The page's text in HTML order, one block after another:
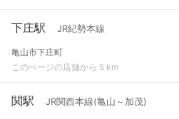
下庄駅 JR紀勢本線
亀山市下庄町
このページの店舗から 5 km
関駅 JR関西本線(亀山～加茂)